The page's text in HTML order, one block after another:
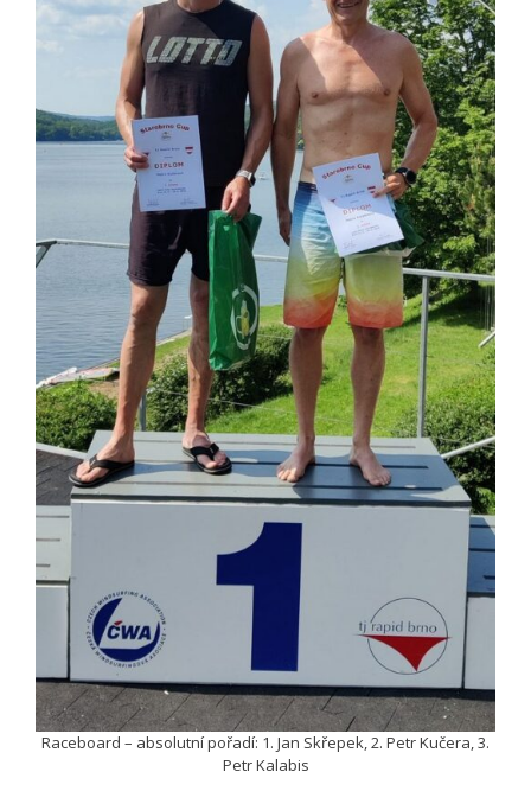
Raceboard – absolutní pořadí: 1. Jan Skřepek, 2. Petr Kučera, 3.
Petr Kalabis